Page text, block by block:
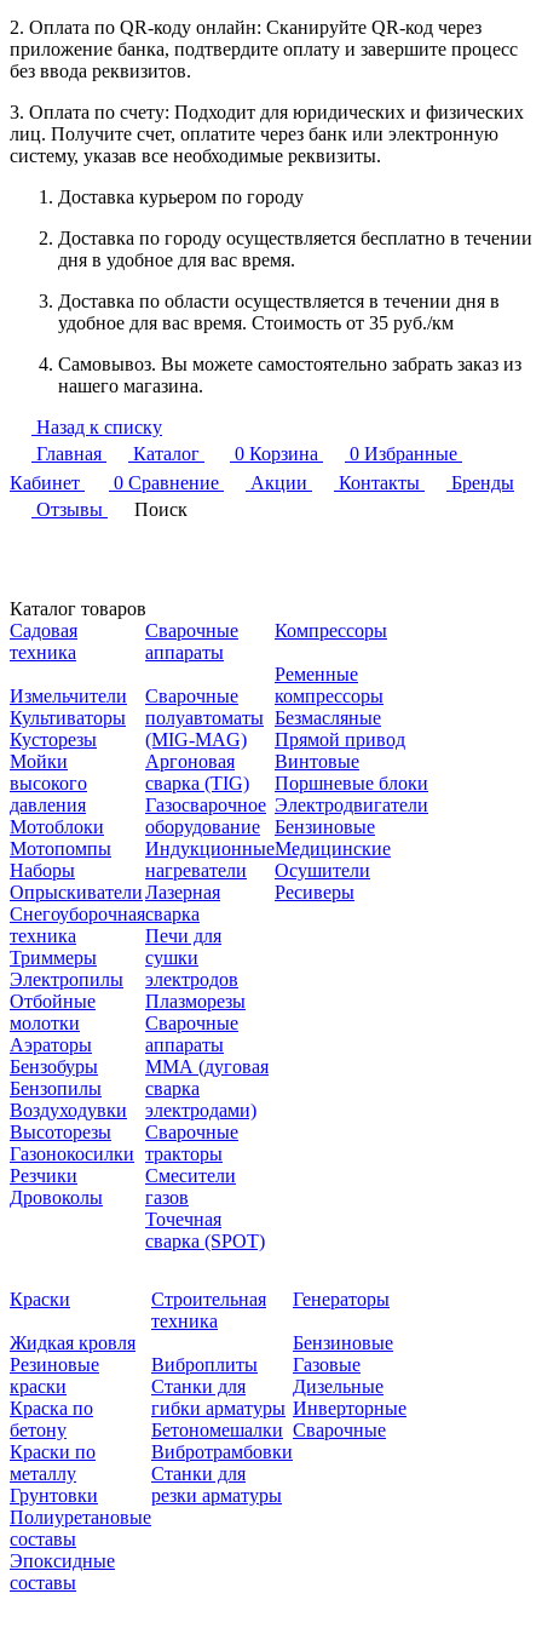
2. Оплата по QR-коду онлайн: Сканируйте QR-код через
приложение банка, подтвердите оплату и завершите процесс
без ввода реквизитов.
3. Оплата по счету: Подходит для юридических и физических
лиц. Получите счет, оплатите через банк или электронную
систему, указав все необходимые реквизиты.
Доставка курьером по городу
Доставка по городу осуществляется бесплатно в течении
дня в удобное для вас время.
Доставка по области осуществляется в течении дня в
удобное для вас время. Стоимость от 35 руб./км
Самовывоз. Вы можете самостоятельно забрать заказ из
нашего магазина.
Назад к списку
Главная
Каталог 0 Корзина 0 Избранные
Кабинет
0 Сравнение Акции Контакты
Бренды
Отзывы
Поиск
Каталог товаров
Садовая
техника
Измельчители
Культиваторы
Кусторезы
Мойки
высокого
давления
Мотоблоки
Мотопомпы
Наборы
Опрыскиватели
Снегоуборочная
техника
Триммеры
Электропилы
Отбойные
молотки
Аэраторы
Бензобуры
Бензопилы
Воздуходувки
Высоторезы
Газонокосилки
Резчики
Дровоколы
Сварочные
аппараты
Сварочные
полуавтоматы
(MIG-MAG)
Аргоновая
сварка (TIG)
Газосварочное
оборудование
Индукционные
нагреватели
Лазерная
сварка
Печи для
сушки
электродов
Плазморезы
Сварочные
аппараты
ММА (дуговая
сварка
электродами)
Сварочные
тракторы
Смесители
газов
Точечная
сварка (SPOT)
Компрессоры
Ременные
компрессоры
Безмасляные
Прямой привод
Винтовые
Поршневые блоки
Электродвигатели
Бензиновые
Медицинские
Осушители
Ресиверы
Краски
Жидкая кровля
Резиновые
краски
Краска по
бетону
Краски по
металлу
Грунтовки
Полиуретановые
составы
Эпоксидные
составы
Строительная
техника
Виброплиты
Станки для
гибки арматуры
Бетономешалки
Вибротрамбовки
Станки для
резки арматуры
Генераторы
Бензиновые
Газовые
Дизельные
Инверторные
Сварочные